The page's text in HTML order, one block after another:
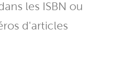
les ISBN ou
d'articles